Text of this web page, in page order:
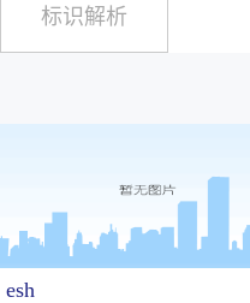
标识解析
esh